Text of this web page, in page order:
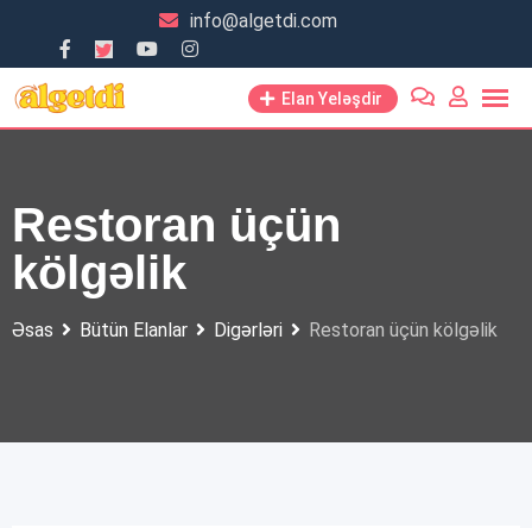
content
info@algetdi.com
Elan Yeləşdir
Restoran üçün
kölgəlik
Əsas Bütün Elanlar Digərləri Restoran üçün kölgəlik